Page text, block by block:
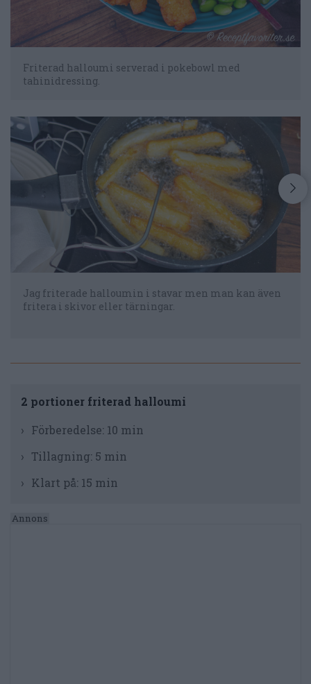
Friterad halloumi serverad i pokebowl med
tahinidressing.
Jag friterade halloumin i stavar men man kan även
fritera i skivor eller tärningar.
2 portioner friterad halloumi
Förberedelse: 10 min
Tillagning: 5 min
Klart på: 15 min